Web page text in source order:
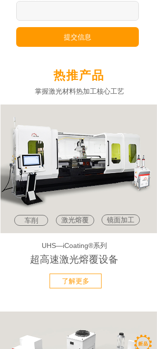
提交信息
热推产品
掌握激光材料热加工核心工艺
镜面加工
激光熔覆
车削
UHS—iCoating®系列
超高速激光熔覆设备
了解更多